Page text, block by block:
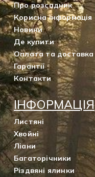
Про розсадник
Корисна інформація
Новини
Де купити
Оплата та доставка
Гарантії
Контакти
ІНФОРМАЦІЯ
Листяні
Хвойні
Ліани
Багаторічники
Різдвяні ялинки